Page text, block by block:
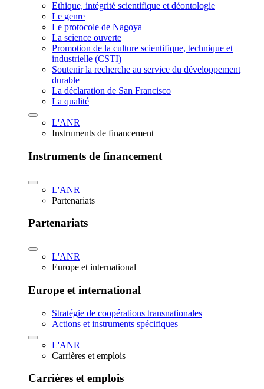
Ethique, intégrité scientifique et déontologie
Le genre
Le protocole de Nagoya
La science ouverte
Promotion de la culture scientifique, technique et
industrielle (CSTI)
Soutenir la recherche au service du développement
durable
La déclaration de San Francisco
La qualité
L'ANR
Instruments de financement
Instruments de financement
L'ANR
Partenariats
Partenariats
L'ANR
Europe et international
Europe et international
Stratégie de coopérations transnationales
Actions et instruments spécifiques
L'ANR
Carrières et emplois
Carrières et emplois